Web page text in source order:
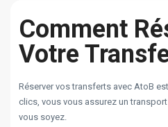
Comment
Votre
Réserver vos transferts avec AtoB
clics, vous vous assurez un
vous soyez.